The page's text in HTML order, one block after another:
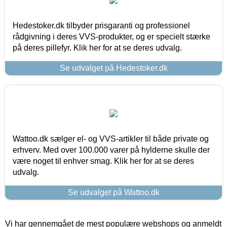
Hedestoker.dk tilbyder prisgaranti og professionel
rådgivning i deres VVS-produkter, og er specielt stærke
på deres pillefyr. Klik her for at se deres udvalg.
Se udvalget på Hedestoker.dk
Wattoo.dk sælger el- og VVS-artikler til både private og
erhverv. Med over 100.000 varer på hylderne skulle der
være noget til enhver smag. Klik her for at se deres
udvalg.
Se udvalget på Wattoo.dk
Vi har gennemgået de mest populære webshops og anmeldt